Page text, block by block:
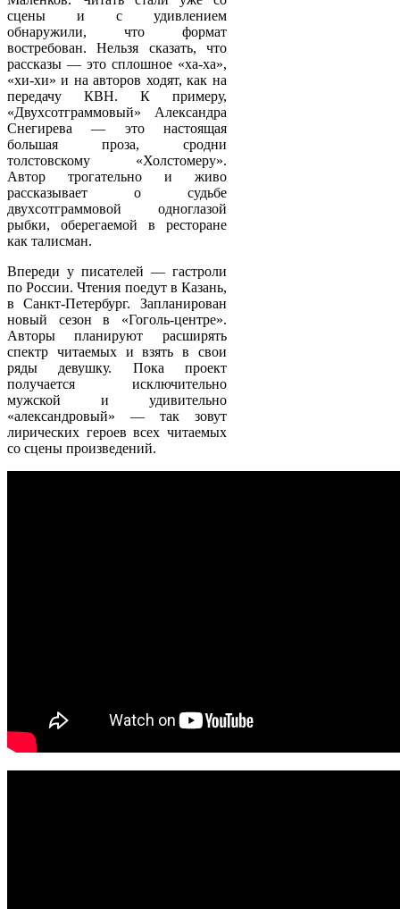
сцены и с удивлением
обнаружили, что формат
востребован. Нельзя сказать, что
рассказы — это сплошное «ха-ха»,
«хи-хи» и на авторов ходят, как на
передачу КВН. К примеру,
«Двухсотграммовый» Александра
Снегирева — это настоящая
большая проза, сродни
толстовскому «Холстомеру».
Автор трогательно и живо
рассказывает о судьбе
двухсотграммовой одноглазой
рыбки, оберегаемой в ресторане
как талисман.
Впереди у писателей — гастроли
по России. Чтения поедут в Казань,
в Санкт-Петербург. Запланирован
новый сезон в «Гоголь-центре».
Авторы планируют расширять
спектр читаемых и взять в свои
ряды девушку. Пока проект
получается исключительно
мужской и удивительно
«александровый» — так зовут
лирических героев всех читаемых
со сцены произведений.